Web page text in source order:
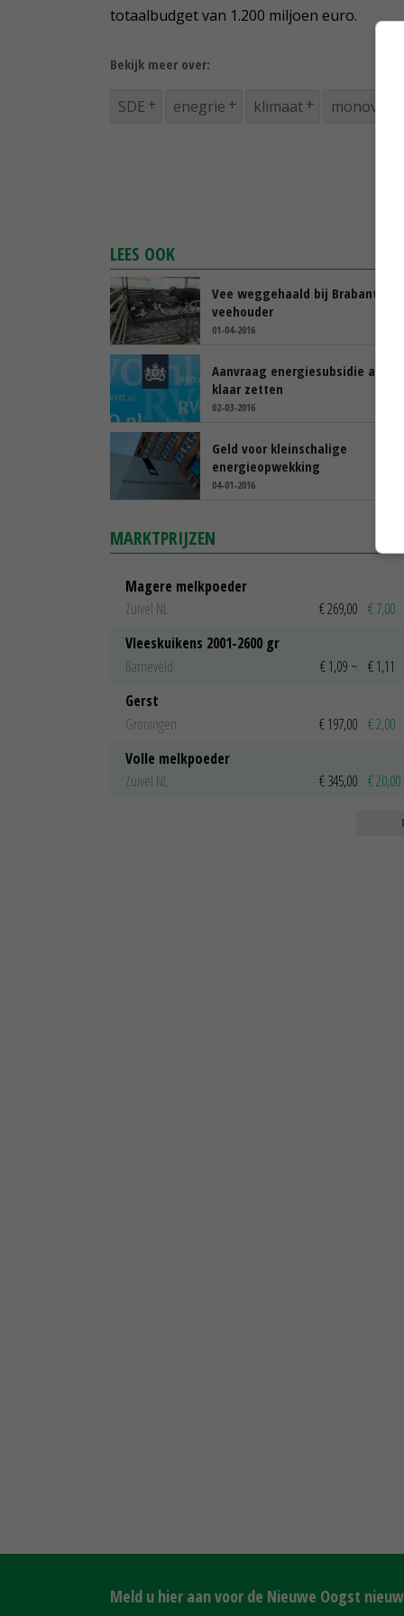
totaalbudget van 1.200 miljoen euro.
Bekijk meer over:
SDE enegrie klimaat
LEES OOK
Vee weggehaald bij Brabantse
veehouder
01-04-2016
Aanvraag energiesubsidie alvast
klaar zetten
02-03-2016
Geld voor kleinschalige
energieopwekking
04-01-2016
MARKTPRIJZEN
Magere melkpoeder
Zuivel NL
€ 269,00 € 7,00
Vleeskuikens 2001-2600 gr
Barneveld
€ 1,09 ~ € 1,11
Gerst
Groningen
€ 197,00 € 2,00
Volle melkpoeder
Zuivel NL
€ 345,00 € 20,00
Meld u hier aan voor de Nieuwe Oogst